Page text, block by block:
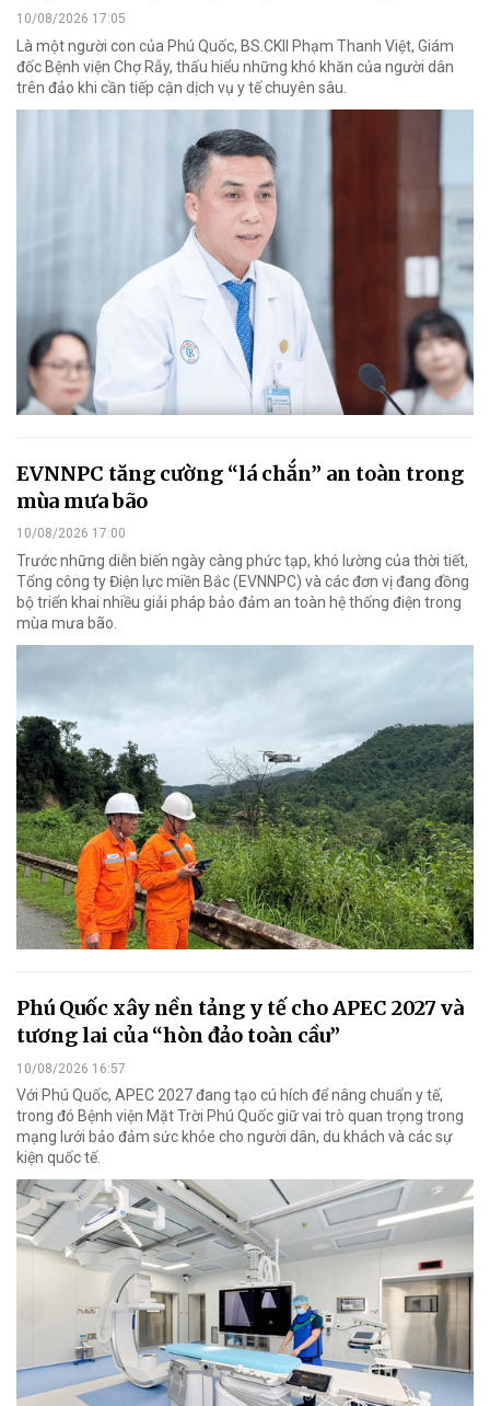
10/08/2026 17:05
Là một người con của Phú Quốc, BS.CKII Phạm Thanh Việt, Giám
đốc Bệnh viện Chợ Rẫy, thấu hiểu những khó khăn của người dân
trên đảo khi cần tiếp cận dịch vụ y tế chuyên sâu.
EVNNPC tăng cường “lá chắn” an toàn trong
mùa mưa bão
10/08/2026 17:00
Trước những diễn biến ngày càng phức tạp, khó lường của thời tiết,
Tổng công ty Điện lực miền Bắc (EVNNPC) và các đơn vị đang đồng
bộ triển khai nhiều giải pháp bảo đảm an toàn hệ thống điện trong
mùa mưa bão.
Phú Quốc xây nền tảng y tế cho APEC 2027 và
tương lai của “hòn đảo toàn cầu”
10/08/2026 16:57
Với Phú Quốc, APEC 2027 đang tạo cú hích để nâng chuẩn y tế,
trong đó Bệnh viện Mặt Trời Phú Quốc giữ vai trò quan trọng trong
mạng lưới bảo đảm sức khỏe cho người dân, du khách và các sự
kiện quốc tế.